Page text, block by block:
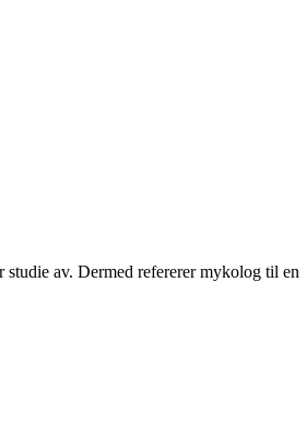
av. Dermed refererer mykolog til en